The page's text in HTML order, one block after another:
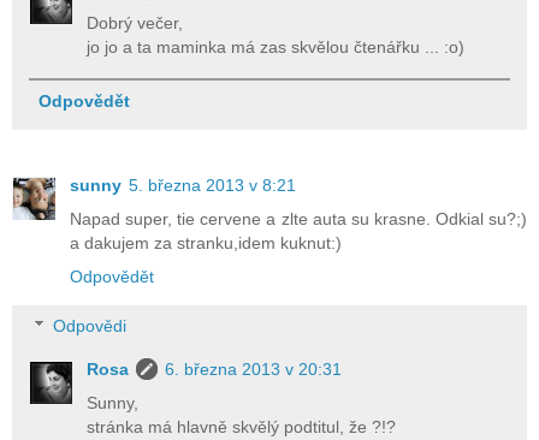
Dobrý večer,
jo jo a ta maminka má zas skvělou čtenářku ... :o)
Odpovědět
sunny 5. března 2013 v 8:21
Napad super, tie cervene a zlte auta su krasne. Odkial su?;)
a dakujem za stranku,idem kuknut:)
Odpovědět
Odpovědi
Rosa
6. března 2013 v 20:31
Sunny,
stránka má hlavně skvělý podtitul, že ?!?